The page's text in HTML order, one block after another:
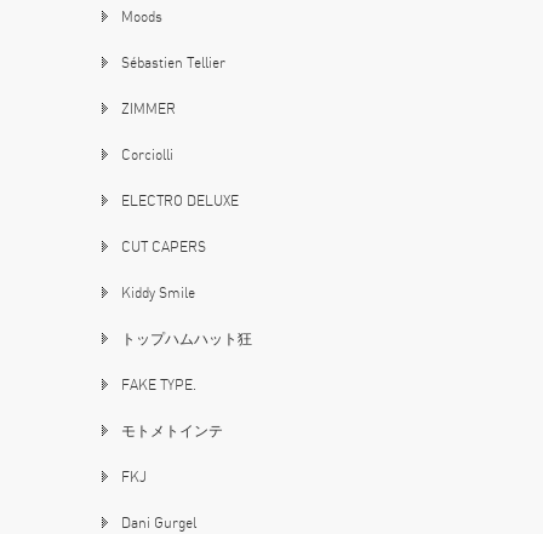
Moods
Sébastien Tellier
ZIMMER
Corciolli
ELECTRO DELUXE
CUT CAPERS
Kiddy Smile
トップハムハット狂
FAKE TYPE.
モトメトインテ
FKJ
Dani Gurgel